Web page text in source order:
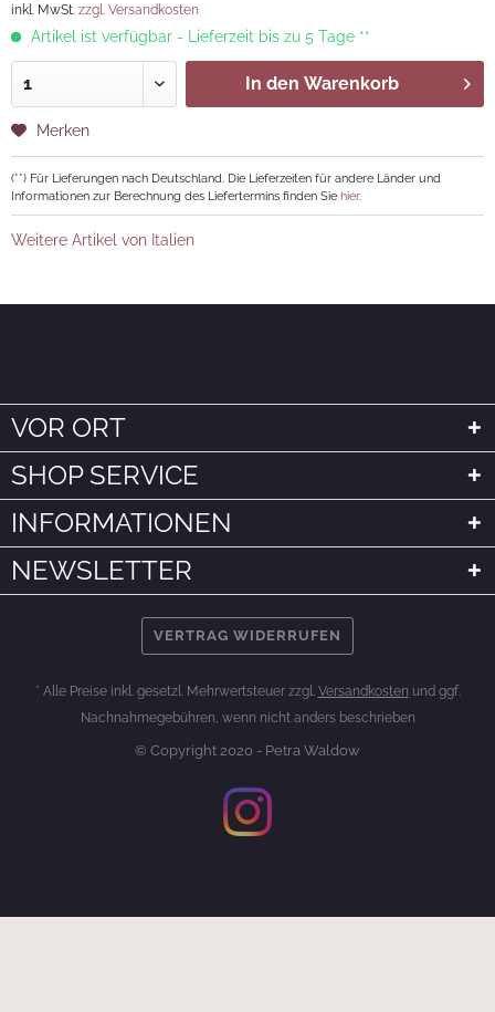
inkl. MwSt. zzgl. Versandkosten
Artikel ist verfügbar - Lieferzeit bis zu 5 Tage **
In den Warenkorb
Merken
(**) Für Lieferungen nach Deutschland. Die Lieferzeiten für andere Länder und
Informationen zur Berechnung des Liefertermins finden Sie hier.
Weitere Artikel von Italien
VOR ORT
SHOP SERVICE
INFORMATIONEN
NEWSLETTER
VERTRAG WIDERRUFEN
* Alle Preise inkl. gesetzl. Mehrwertsteuer zzgl. Versandkosten und ggf.
Nachnahmegebühren, wenn nicht anders beschrieben
© Copyright 2020 - Petra Waldow